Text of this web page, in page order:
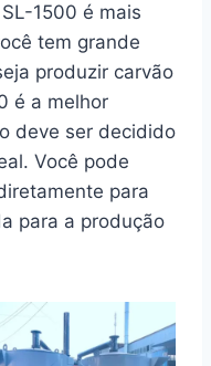
1500 é mais
tem grande
produzir carvão
é a melhor
deve ser decidido
Você pode
para
para a produção